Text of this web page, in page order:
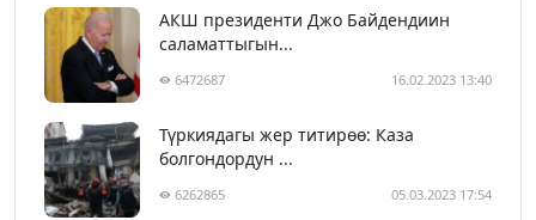
АКШ президенти Джо Байдендиин
саламаттыгын...
6472687 16.02.2023 13:40
Түркиядагы жер титирөө: Каза
болгондордун ...
6262865 05.03.2023 17:54